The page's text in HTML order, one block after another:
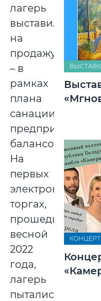
лагерь
выставили
на
продажу
– в
рамках
плана
санации
предприятия-
На
первых
электронных
торгах,
прошедших
весной
2022
года,
лагерь
пытались